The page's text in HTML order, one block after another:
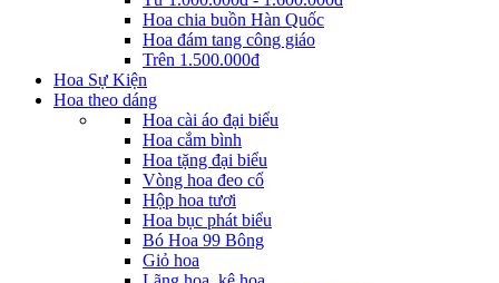
Hoa chia buồn Hàn Quốc
Hoa đám tang công giáo
Trên 1.500.000đ
Hoa Sự Kiện
Hoa theo dáng
Hoa cài áo đại biểu
Hoa cắm bình
Hoa tặng đại biểu
Vòng hoa đeo cổ
Hộp hoa tươi
Hoa bục phát biểu
Bó Hoa 99 Bông
Giỏ hoa